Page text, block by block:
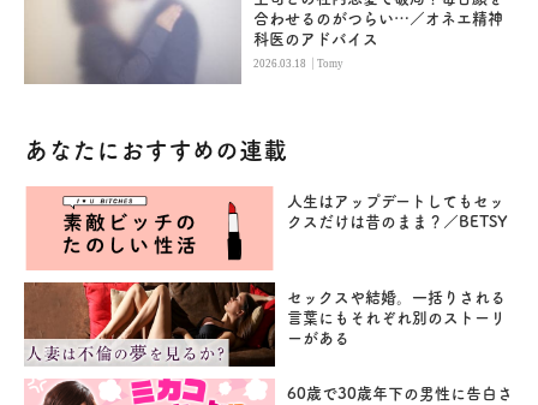
合わせるのがつらい…／オネエ精神
科医のアドバイス
2026.03.18 |Tomy
あなたにおすすめの連載
人生はアップデートしてもセッ
クスだけは昔のまま？／BETSY
セックスや結婚。一括りされる
言葉にもそれぞれ別のストーリ
ーがある
60歳で30歳年下の男性に告白さ